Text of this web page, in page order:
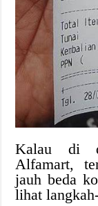
Kalau di
Alfamart,
jauh beda
lihat